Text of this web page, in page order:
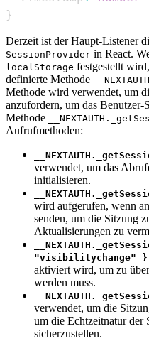
}
Derzeit ist der Haupt-Listener
SessionProvider in React.
localStorage festgestellt
definierte Methode
Methode wird verwendet, um
anzufordern, um das
Methode
Aufrufmethoden:
verwendet, um das
initialisieren.
wird aufgerufen, wenn
senden, um die Sitzung
Aktualisierungen zu
"visibilitychange"
aktiviert wird, um zu
werden muss.
verwendet, um die
um die Echtzeitnatur der
sicherzustellen.